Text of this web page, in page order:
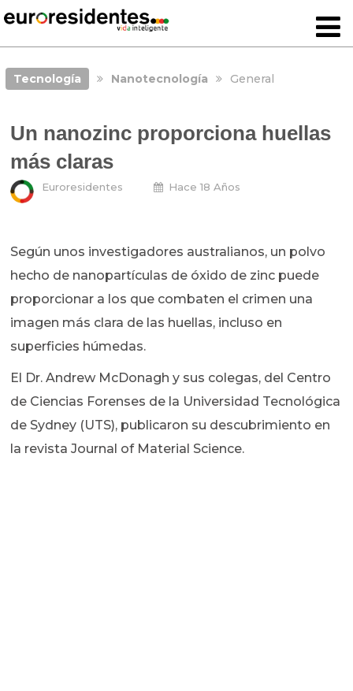
Tecnología Nanotecnología General
Un nanozinc proporciona huellas
más claras
Euroresidentes Hace 18 Años
Según unos investigadores australianos, un polvo
hecho de nanopartículas de óxido de zinc puede
proporcionar a los que combaten el crimen una
imagen más clara de las huellas, incluso en
superficies húmedas.
El Dr. Andrew McDonagh y sus colegas, del Centro
de Ciencias Forenses de la Universidad Tecnológica
de Sydney (UTS), publicaron su descubrimiento en
la revista Journal of Material Science.